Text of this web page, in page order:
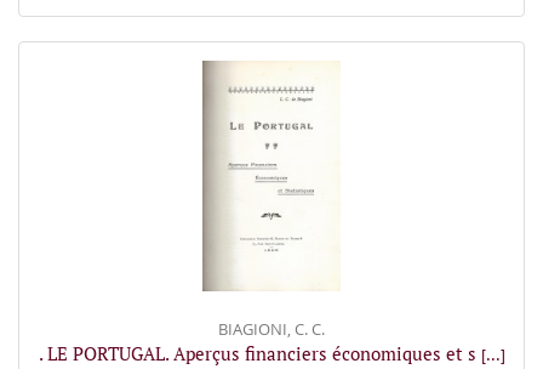
BIAGIONI, C. C.
. LE PORTUGAL. Aperçus financiers économiques et s [...]